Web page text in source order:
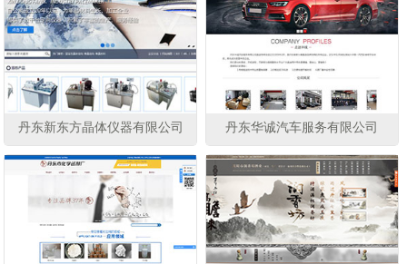
丹东新东方晶体仪器有限公司 丹东华诚汽车服务有限公司